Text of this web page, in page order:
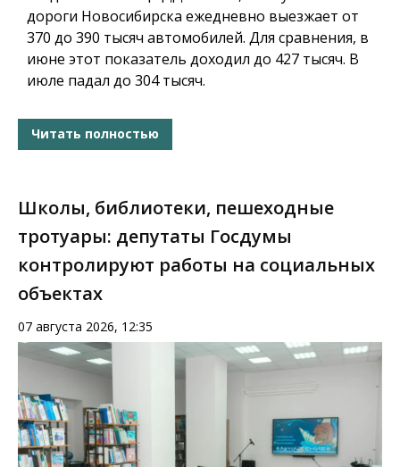
дороги Новосибирска ежедневно выезжает от
370 до 390 тысяч автомобилей. Для сравнения, в
июне этот показатель доходил до 427 тысяч. В
июле падал до 304 тысяч.
Читать полностью
Школы, библиотеки, пешеходные
тротуары: депутаты Госдумы
контролируют работы на социальных
объектах
07 августа 2026, 12:35